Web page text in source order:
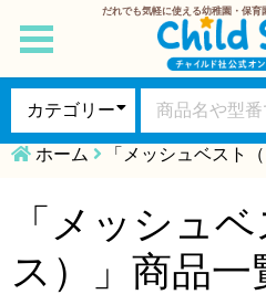
だれでも気軽に使える幼稚園・保育
toggle
navigation
ホーム 「メッシュベスト
「メッシュ
ス）」商品一